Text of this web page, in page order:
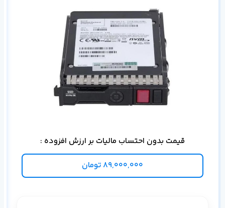
قیمت بدون احتساب مالیات بر ارزش افزوده :
89,000,000 تومان